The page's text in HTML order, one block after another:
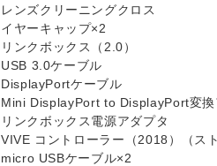
レンズクリーニングクロス
イヤーキャップ×2
リンクボックス（2.0）
USB 3.0ケーブル
DisplayPortケーブル
Mini DisplayPort to DisplayPort変換
リンクボックス電源アダプタ
VIVE コントローラー（2018）（ス
micro USBケーブル×2